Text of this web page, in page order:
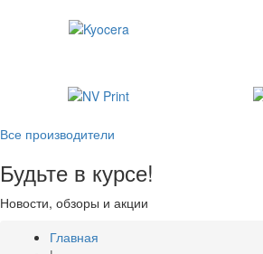
Все производители
Будьте в курсе!
Новости, обзоры и акции
Главная